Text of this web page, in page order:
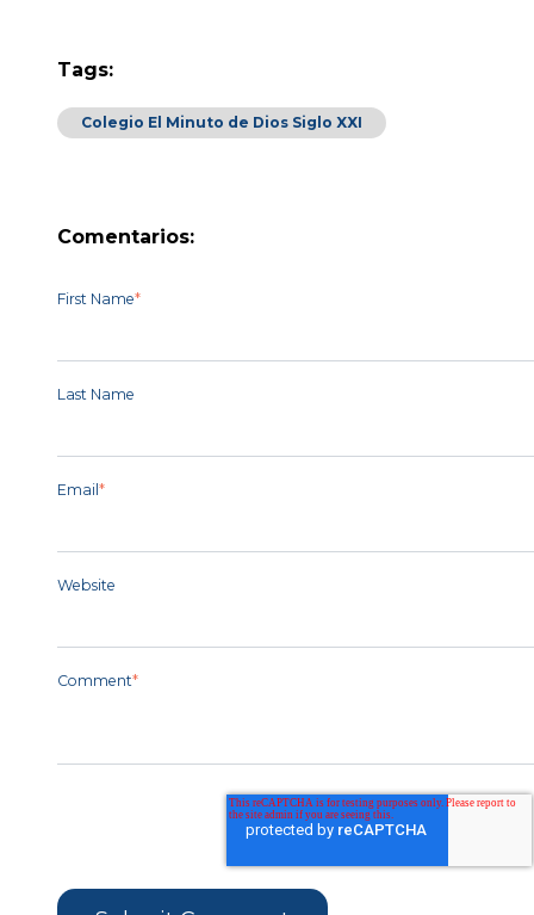
Tags:
Colegio El Minuto de Dios Siglo XXI
Comentarios:
First Name*
Last Name
Email *
Website
Comment*